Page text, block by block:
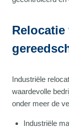
Relocatie
Industriële
waardevolle
onder meer de
Industriële